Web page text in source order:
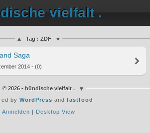
vielfalt .
Tag : ZDF
Saga
2014 - (0)
© 2026 - bündische vielfalt .
by WordPress and fastfood
Anmelden | Desktop View